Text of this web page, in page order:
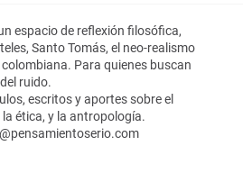
espacio de reflexión filosófica,
Santo Tomás, el neo-realismo
Para quienes buscan
ruido.
escritos y aportes sobre el
ética, y la antropología.